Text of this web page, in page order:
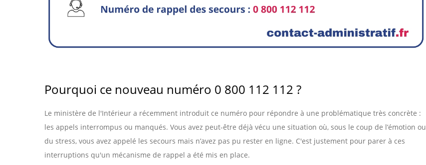
Pourquoi ce nouveau numéro 0 800 112 112 ?
Le ministère de l'Intérieur a récemment introduit ce numéro pour répondre à une problématique très concrète :
les appels interrompus ou manqués. Vous avez peut-être déjà vécu une situation où, sous le coup de l’émotion ou
du stress, vous avez appelé les secours mais n’avez pas pu rester en ligne. C'est justement pour parer à ces
interruptions qu'un mécanisme de rappel a été mis en place.